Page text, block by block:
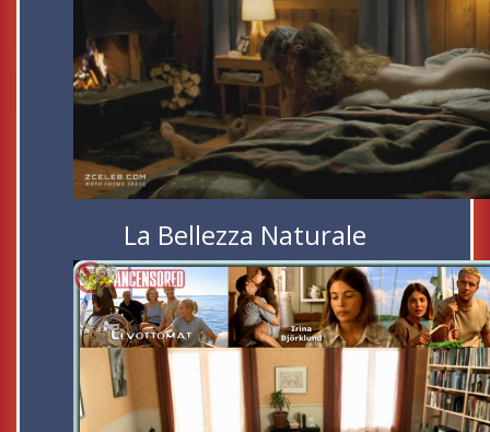
La Bellezza Naturale